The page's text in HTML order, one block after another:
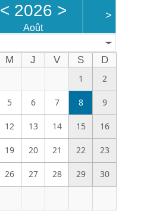
< 2026 >
Août
>
M J V S
D
1
2
5 6 7 8 9
12 13 14 15 16
19 20 21 22 23
26 27 28 29 30